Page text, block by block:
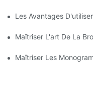
Les Avantages
Maîtriser L'art De La
Maîtriser Les